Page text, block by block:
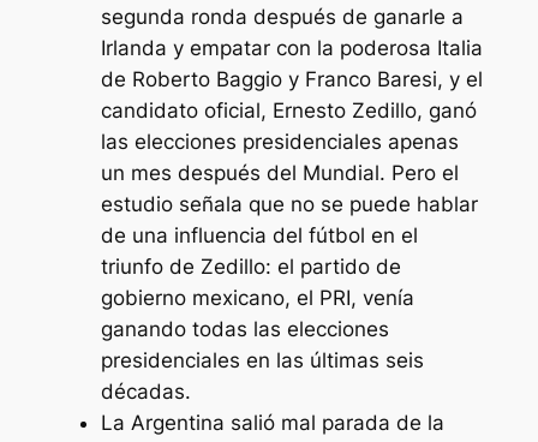
segunda ronda después de ganarle a
Irlanda y empatar con la poderosa Italia
de Roberto Baggio y Franco Baresi, y el
candidato oficial, Ernesto Zedillo, ganó
las elecciones presidenciales apenas
un mes después del Mundial. Pero el
estudio señala que no se puede hablar
de una influencia del fútbol en el
triunfo de Zedillo: el partido de
gobierno mexicano, el PRI, venía
ganando todas las elecciones
presidenciales en las últimas seis
décadas.
La Argentina salió mal parada de la